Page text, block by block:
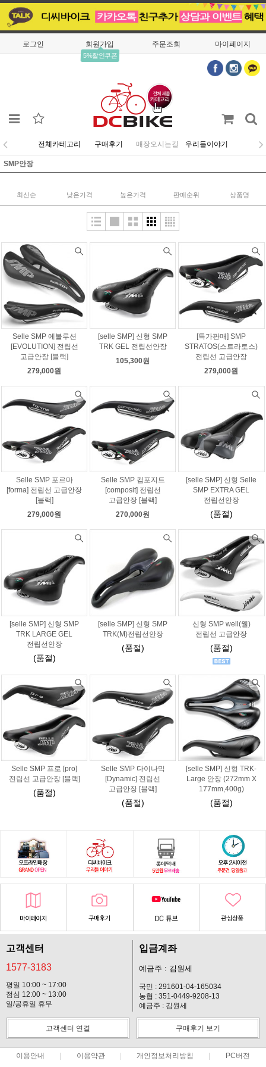
로그인 회원가입
5%할인쿠폰
주문조회 마이페이지
전체카테고리 구매후기 매장오시는길 우리들이야기
SMP안장
최신순 낮은가격 높은가격 판매순위 상품명
Selle SMP 에볼루션
[EVOLUTION] 전립선
고급안장 [블랙]
279,000원
[selle SMP] 신형 SMP
TRK GEL 전립선안장
105,300원
[특가판매] SMP
STRATOS(스트라토스)
전립선 고급안장
279,000원
Selle SMP 포르마
[forma] 전립선 고급안장
[블랙]
279,000원
Selle SMP 컴포지트
[composit] 전립선
고급안장 [블랙]
270,000원
[selle SMP] 신형 Selle
SMP EXTRA GEL
전립선안장
(품절)
[selle SMP] 신형 SMP
TRK LARGE GEL
전립선안장
(품절)
[selle SMP] 신형 SMP
TRK(M)전립선안장
(품절)
신형 SMP well(웰)
전립선 고급안장
(품절)
Selle SMP 프로 [pro]
전립선 고급안장 [블랙]
(품절)
Selle SMP 다이나믹
[Dynamic] 전립선
고급안장 [블랙]
(품절)
[selle SMP] 신형 TRK-
Large 안장 (272mm X
177mm,400g)
(품절)
고객센터
1577-3183
평일 10:00 ~ 17:00
점심 12:00 ~ 13:00
일/공휴일 휴무
입금계좌
예금주 : 김원세
국민 : 291601-04-165034
농협 : 351-0449-9208-13
예금주 : 김원세
고객센터 연결 구매후기 보기
이용안내 이용약관 개인정보처리방침 PC버전